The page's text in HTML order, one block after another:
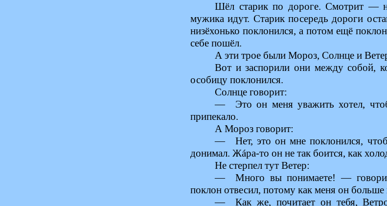
Шёл старик по дороге. Смотрит —
мужика идут. Старик посередь дороги
низёхонько поклонился, а потом ещё
себе пошёл.
А эти трое были Мороз, Солнце и
Вот и заспорили они между собой,
особицу поклонился.
Солнце говорит:
— Это он меня уважить хотел,
припекало.
А Мороз говорит:
— Нет, это он мне поклонился,
донимал. Жáра-то он не так боится, как
Не стерпел тут Ветер:
— Много вы понимаете! —
поклон отвесил, потому как меня он больше
— Как же, почитает он тебя,